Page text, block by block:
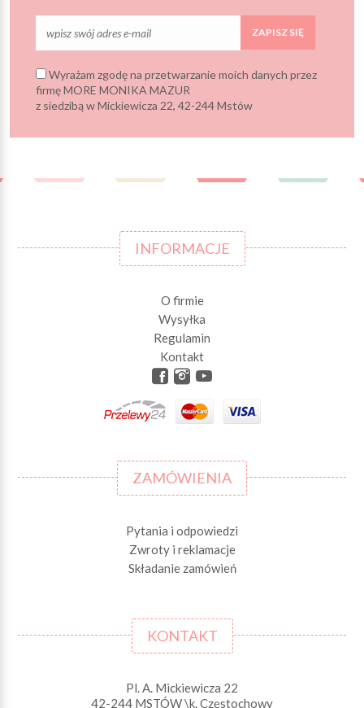
ZAPISZ SIĘ
Wyrażam zgodę na przetwarzanie moich danych przez
firmę MORE MONIKA MAZUR
z siedzibą w Mickiewicza 22, 42-244 Mstów
INFORMACJE
O firmie
Wysyłka
Regulamin
Kontakt
ZAMÓWIENIA
Pytania i odpowiedzi
Zwroty i reklamacje
Składanie zamówień
KONTAKT
Pl. A. Mickiewicza 22
42-244 MSTÓW \k. Częstochowy